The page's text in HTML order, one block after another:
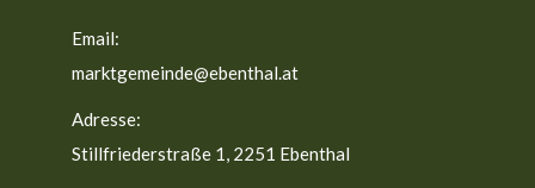
Email:
marktgemeinde@ebenthal.at
Adresse:
Stillfriederstraße 1, 2251 Ebenthal